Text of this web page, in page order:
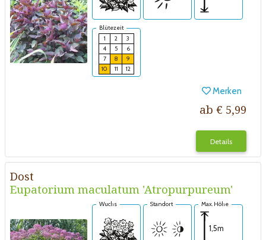
Blütezeit
1
2
3
4
5
6
7
8
9
10
11 12
Merken
ab € 5,99
Details
Dost
Eupatorium maculatum 'Atropurpureum'
Wuchs Standort Max. Höhe
1,5m